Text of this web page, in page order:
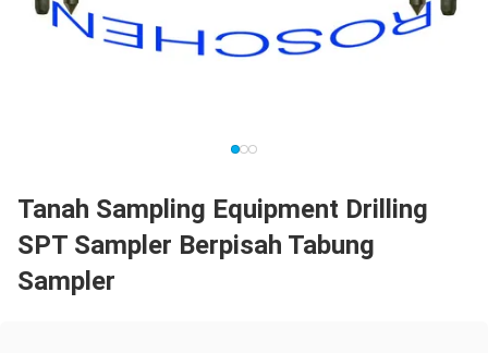
Tanah Sampling Equipment Drilling
SPT Sampler Berpisah Tabung
Sampler